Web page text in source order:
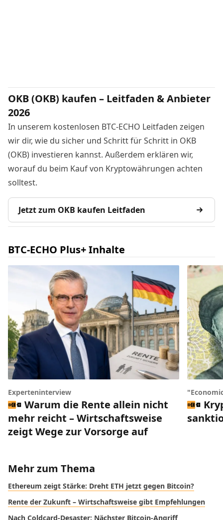
OKB (OKB) kaufen – Leitfaden & Anbieter
2026
In unserem kostenlosen BTC-ECHO Leitfaden zeigen
wir dir, wie du sicher und Schritt für Schritt in OKB
(OKB) investieren kannst. Außerdem erklären wir,
worauf du beim Kauf von Kryptowährungen achten
solltest.
Jetzt zum OKB kaufen Leitfaden
BTC-ECHO Plus+ Inhalte
Experteninterview
Warum die Rente allein nicht
mehr reicht – Wirtschaftsweise
zeigt Wege zur Vorsorge auf
Mehr zum Thema
Ethereum zeigt Stärke: Dreht ETH jetzt gegen Bitcoin?
Rente der Zukunft – Wirtschaftsweise gibt Empfehlungen
Nach Coldcard-Desaster: Nächster Bitcoin-Angriff